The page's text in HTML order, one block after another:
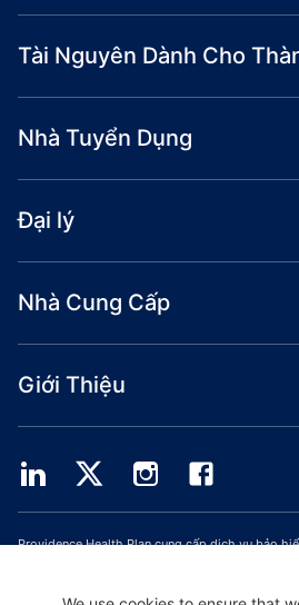
Tài Nguyên Dành Cho
Nhà Tuyển Dụng
Đại lý
Nhà Cung Cấp
Giới Thiệu
Providence Health Plan cung cấp dịch vụ bảo
với Medicare và Bảo Hiểm Y Tế Oregon. Việc